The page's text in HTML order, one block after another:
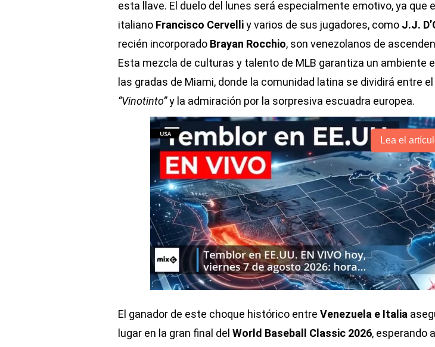
esta llave. El duelo del lunes será especialmente emotivo, ya que
italiano Francisco Cervelliy varios de sus jugadores, como J.J.
recién incorporado Brayan Rocchio, son venezolanos de
Esta mezcla de culturas y talento de MLB garantiza un ambiente
las gradas de Miami, donde la comunidad latina se dividirá entre
“Vinotinto”y la admiración por la sorpresiva escuadra europea.
Lea el
El ganador de este choque histórico entre Venezuela e Italia
lugar en la gran final del World Baseball Classic 2026, esperando